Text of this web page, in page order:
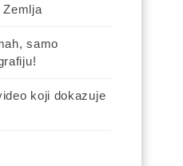
2017 – Ravna Zemlja
Evo još jedan
Zemlja
samo
koji dokazuje